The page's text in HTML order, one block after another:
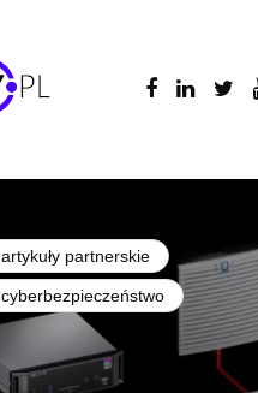
artykuły partnerskie
cyberbezpieczeństwo